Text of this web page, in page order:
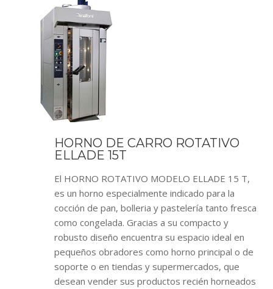
HORNO DE CARRO ROTATIVO
ELLADE 15T
El HORNO ROTATIVO MODELO ELLADE 15 T,
es un horno especialmente indicado para la
cocción de pan, bolleria y pastelería tanto fresca
como congelada. Gracias a su compacto y
robusto diseño encuentra su espacio ideal en
pequeños obradores como horno principal o de
soporte o en tiendas y supermercados, que
desean vender sus productos recién horneados